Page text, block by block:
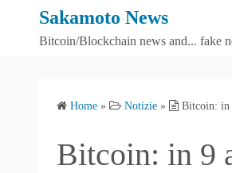
Sakamoto News
Bitcoin/Blockchain news and... fake
Home » Notizie » Bitcoin: in
Bitcoin: in 9